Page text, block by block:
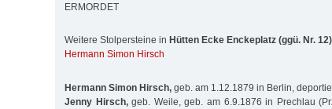
ERMORDET
Weitere Stolpersteine in Hütten Ecke Enckeplatz (ggü. Nr. 12)
Hermann Simon Hirsch
Hermann Simon Hirsch, geb. am 1.12.1879 in Berlin,
Jenny Hirsch,geb. Weile, geb. am 6.9.1876 in Prechlau